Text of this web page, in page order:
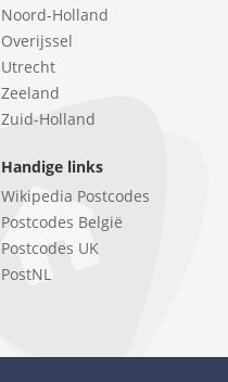
Noord-Holland
Overijssel
Utrecht
Zeeland
Zuid-Holland
Handige links
Wikipedia Postcodes
Postcodes België
Postcodes UK
PostNL